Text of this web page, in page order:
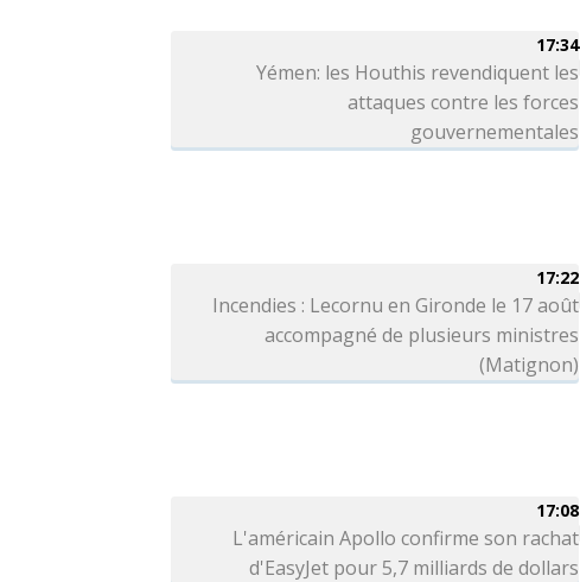
17:34
Yémen: les Houthis revendiquent les
attaques contre les forces
gouvernementales
17:22
Incendies : Lecornu en Gironde le 17 août
accompagné de plusieurs ministres
(Matignon)
17:08
L'américain Apollo confirme son rachat
d'EasyJet pour 5,7 milliards de dollars